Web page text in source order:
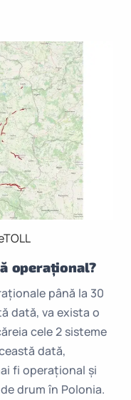
operațional?
până la 30
dată, va exista o
cele 2 sisteme
dată,
fi operațional și
drum în Polonia.